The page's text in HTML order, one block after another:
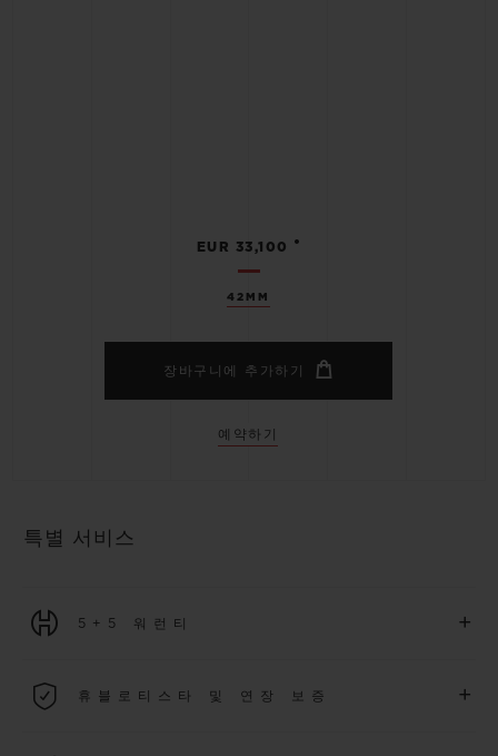
42MM
EUR 33,100 •
장바구니에 추가하기
예약하기
특별 서비스
5+5 워런티 +
용됩니다.휴블로티스타 및 연장 보증 +